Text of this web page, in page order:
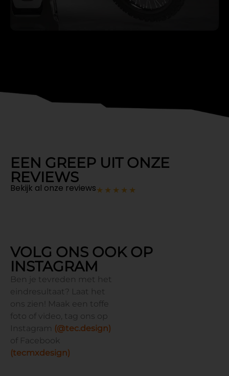
EEN GREEP UIT ONZE
REVIEWS
Bekijk al onze reviews★ ★ ★ ★ ★
VOLG ONS OOK OP
INSTAGRAM
Ben je tevreden met het
eindresultaat? Laat het
ons zien! Maak een toffe
foto of video, tag ons op
Instagram (@tec.design)
of Facebook
(tecmxdesign)